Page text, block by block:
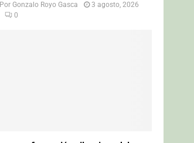
PorGonzalo Royo Gasca
3 agosto, 2026
0